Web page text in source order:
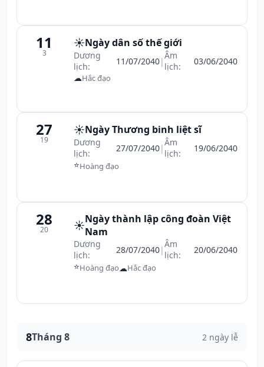
11
3
☀️Ngày dân số thế giới
Dương
lịch:
11/07/2040|Âm
lịch:
03/06/2040
☁Hắc đạo
27
19
☀️Ngày Thương binh liệt sĩ
Dương
lịch:
27/07/2040|Âm
lịch:
19/06/2040
⭐Hoàng đạo
28
20 ☀️Ngày thành lập công đoàn Việt
Nam
Dương
lịch:
28/07/2040|Âm
lịch:
20/06/2040
⭐Hoàng đạo☁Hắc đạo
8Tháng 8 2 ngày lễ